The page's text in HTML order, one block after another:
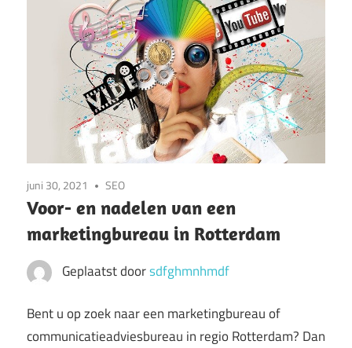
juni 30, 2021 SEO
Voor- en nadelen van een
marketingbureau in Rotterdam
Geplaatst doorsdfghmnhmdf
Bent u op zoek naar een marketingbureau of
communicatieadviesbureau in regio Rotterdam? Dan